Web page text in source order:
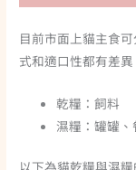
目前市面上貓主食
式和適口性都有差異
乾糧：飼料
濕糧：罐罐、